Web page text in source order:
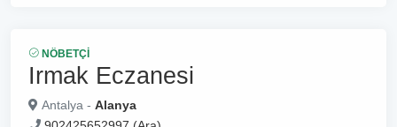
NÖBETÇI
Irmak Eczanesi
Antalya - Alanya